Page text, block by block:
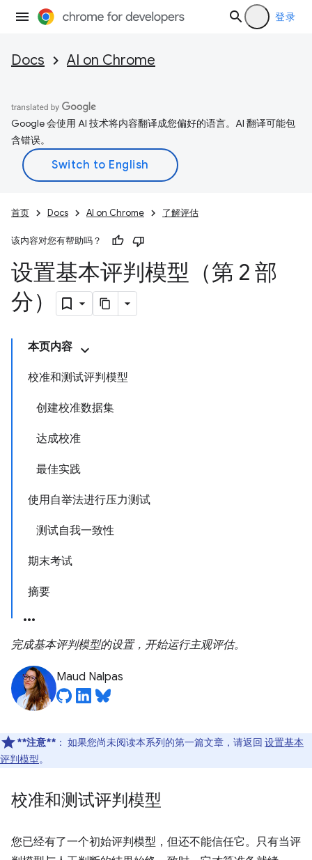
登录
Docs AI on Chrome
Google 会使用 AI 技术将内容翻译成您偏好的语言。AI 翻译可能包
含错误。
首页 Docs AI on Chrome 了解评估
该内容对您有帮助吗？
设置基本评判模型（第 2 部
分）
本页内容
校准和测试评判模型
创建校准数据集
达成校准
最佳实践
使用自举法进行压力测试
测试自我一致性
期末考试
摘要
完成基本评判模型的设置，开始运行主观评估。
Maud Nalpas
**注意** ： 如果您尚未阅读本系列的第一篇文章，请返回 设置基本
评判模型。
校准和测试评判模型
您已经有了一个初始评判模型，但还不能信任它。只有当评